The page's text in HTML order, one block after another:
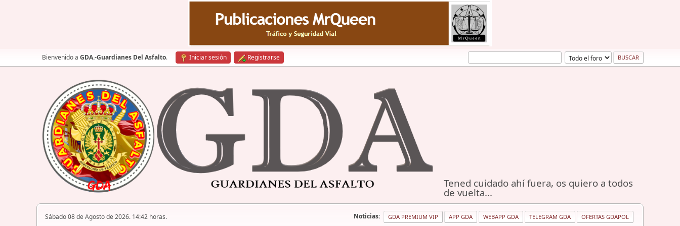
Bienvenido a GDA.-Guardianes Del Asfalto. Iniciar sesión Registrarse
Tened cuidado ahí fuera, os quiero a todos
de vuelta...
Sábado 08 de Agosto de 2026. 14:42 horas. Noticias: GDA PREMIUM VIP APP GDA WEBAPP GDA TELEGRAM GDA OFERTAS GDAPOL